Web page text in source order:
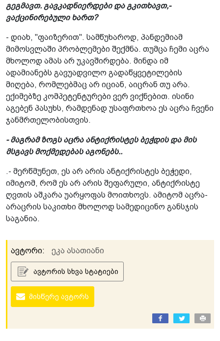
გეგმავთ. გავკადნიერდები და გკითხავთ,­
ვაქცინირებული ხართ?
- დიახ, "ფაიზერით". სამწუხაროდ, პანდემიამ
მიმოსვლაში პრობლემები შექმნა. თუმცა ჩემი აცრა
მხოლოდ ამას არ უკავშირდება. მინდა იმ
ადამიანებს გავუადვილო გადაწყვეტილების
მიღება, რომლებმაც არ იციან, აიცრან თუ არა.
ექიმებზე კომპეტენტურები ვერ ვიქნებით. ისინი
აგებენ პასუხს, რამდენად უსაფრთხოა ეს აცრა ჩვენი
ჯანმრთელობისთვის.
- მაგრამ ზოგს აცრა ანტიქრისტეს ბეჭდის და მის
მსგავს მოქმედებას აგონებს..
.- მერწმუნეთ, ეს არ არის ანტიქრისტეს ბეჭედი,
იმიტომ, რომ ეს არ არის შეფარული, ანტიქრისტე
ღვთის აშკარა უარყოფას მოითხოვს. ამიტომ აცრა-
არაცრის საკითხი მხოლოდ სამედიცინო განსჯის
საგანია.
ავტორი: ეკა ასათიანი
ავტორის სხვა სტატიები
მისწერე ავტორს